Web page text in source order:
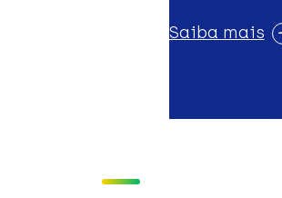
Saiba mais